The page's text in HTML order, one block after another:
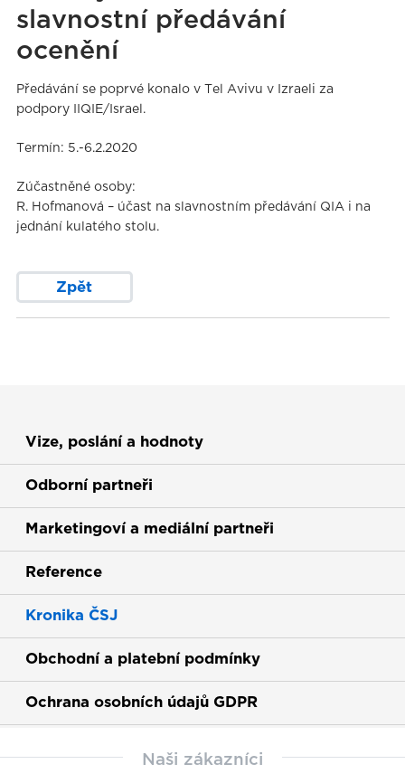
slavnostní předávání
ocenění
Předávání se poprvé konalo v Tel Avivu v Izraeli za
podpory IIQIE/Israel.
Termín: 5.-6.2.2020
Zúčastněné osoby:
R. Hofmanová – účast na slavnostním předávání QIA i na
jednání kulatého stolu.
Zpět
Vize, poslání a hodnoty
Odborní partneři
Marketingoví a mediální partneři
Reference
Kronika ČSJ
Obchodní a platební podmínky
Ochrana osobních údajů GDPR
Naši zákazníci